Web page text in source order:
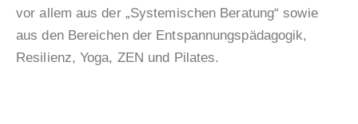
vor allem aus der „Systemischen Beratung“ sowie
aus den Bereichen der Entspannungspädagogik,
Resilienz, Yoga, ZEN und Pilates.